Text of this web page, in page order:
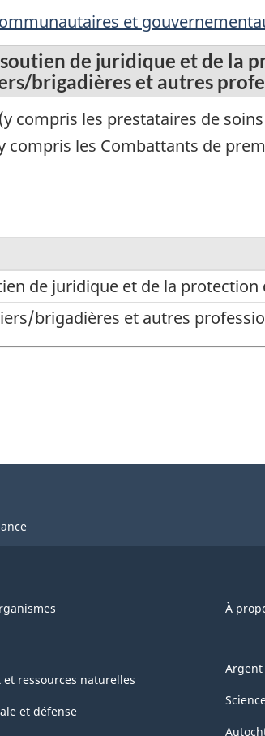
et
de juridique et de la
brigadières et autres
compris les prestataires de
les Combattants de
de juridique et de la protection
brigadières et autres
À
ressources naturelles
et défense